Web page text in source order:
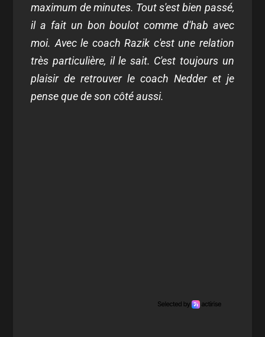
maximum de minutes. Tout s'est bien passé,
il a fait un bon boulot comme d'hab avec
moi. Avec le coach Razik c'est une relation
très particulière, il le sait. C'est toujours un
plaisir de retrouver le coach Nedder et je
pense que de son côté aussi.